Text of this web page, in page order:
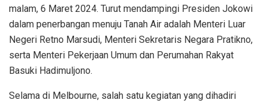
malam, 6 Maret 2024. Turut mendampingi Presiden Jokowi
dalam penerbangan menuju Tanah Air adalah Menteri Luar
Negeri Retno Marsudi, Menteri Sekretaris Negara Pratikno,
serta Menteri Pekerjaan Umum dan Perumahan Rakyat
Basuki Hadimuljono.
Selama di Melbourne, salah satu kegiatan yang dihadiri